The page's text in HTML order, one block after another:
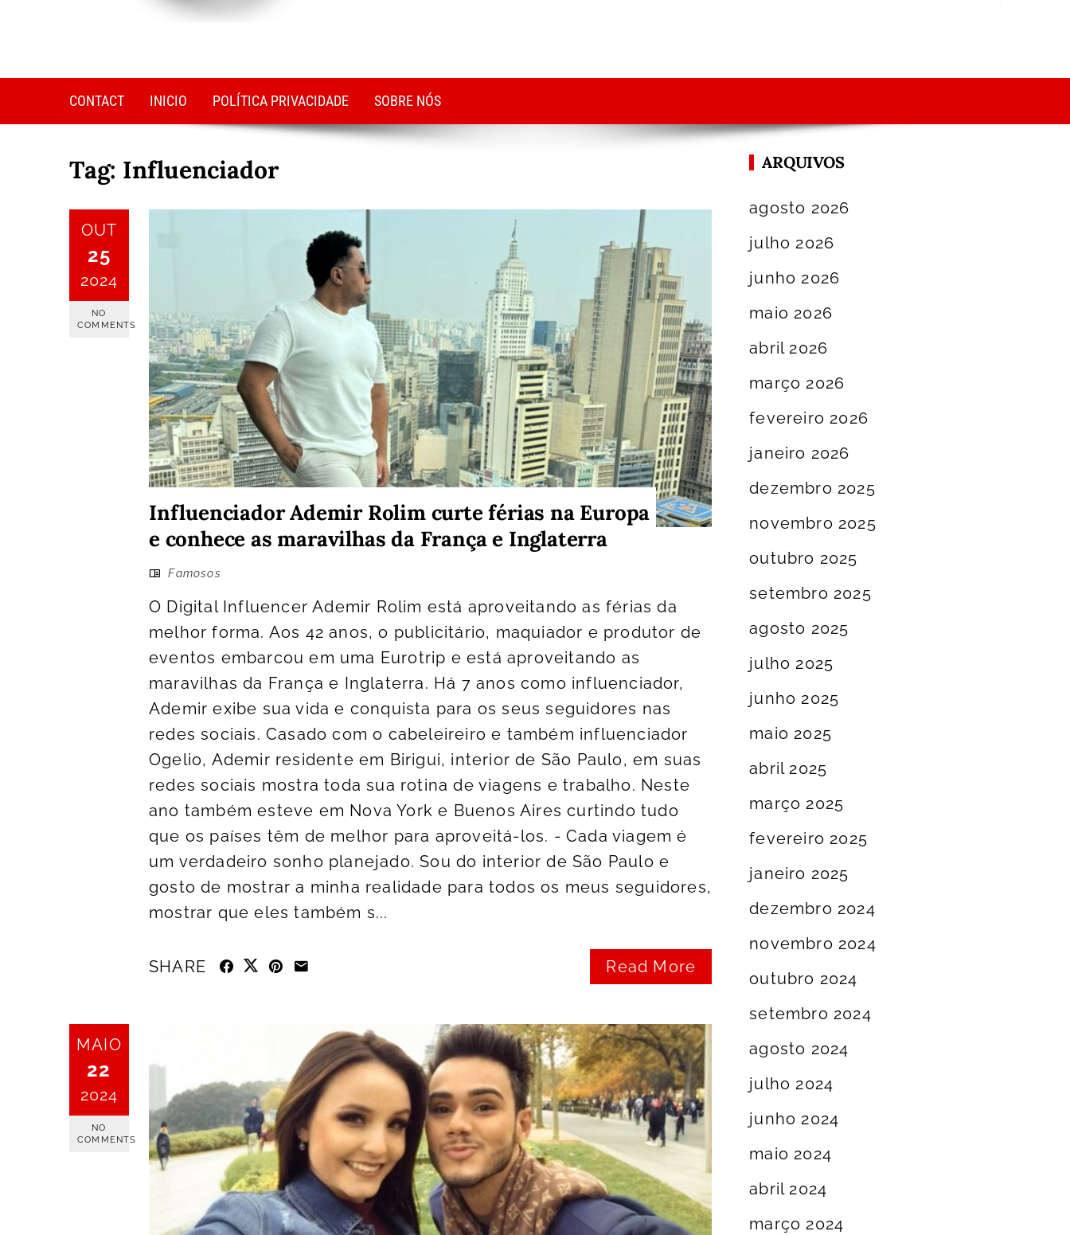
CONTACT INICIO POLÍTICA PRIVACIDADE SOBRE NÓS
Tag: Influenciador
OUT
25
2024
NO
COMMENTS
Influenciador Ademir Rolim curte férias na Europa
e conhece as maravilhas da França e Inglaterra
Famosos
O Digital Influencer Ademir Rolim está aproveitando as férias da
melhor forma. Aos 42 anos, o publicitário, maquiador e produtor de
eventos embarcou em uma Eurotrip e está aproveitando as
maravilhas da França e Inglaterra. Há 7 anos como influenciador,
Ademir exibe sua vida e conquista para os seus seguidores nas
redes sociais. Casado com o cabeleireiro e também influenciador
Ogelio, Ademir residente em Birigui, interior de São Paulo, em suas
redes sociais mostra toda sua rotina de viagens e trabalho. Neste
ano também esteve em Nova York e Buenos Aires curtindo tudo
que os países têm de melhor para aproveitá-los. - Cada viagem é
um verdadeiro sonho planejado. Sou do interior de São Paulo e
gosto de mostrar a minha realidade para todos os meus seguidores,
mostrar que eles também s...
Read More
SHARE
MAIO
22
2024
NO
COMMENTS
ARQUIVOS
agosto 2026
julho 2026
junho 2026
maio 2026
abril 2026
março 2026
fevereiro 2026
janeiro 2026
dezembro 2025
novembro 2025
outubro 2025
setembro 2025
agosto 2025
julho 2025
junho 2025
maio 2025
abril 2025
março 2025
fevereiro 2025
janeiro 2025
dezembro 2024
novembro 2024
outubro 2024
setembro 2024
agosto 2024
julho 2024
junho 2024
maio 2024
abril 2024
março 2024